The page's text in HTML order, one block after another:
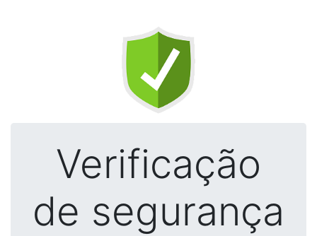
Verificação
de segurança